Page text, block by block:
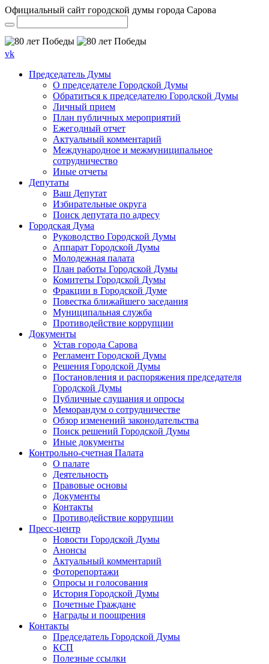
Официальный сайт городской думы города Сарова
vk
Председатель Думы
О председателе Городской Думы
Обратиться к председателю Городской Думы
Личный прием
План публичных мероприятий
Ежегодный отчет
Актуальный комментарий
Международное и межмуниципальное
сотрудничество
Иные отчеты
Депутаты
Ваш Депутат
Избирательные округа
Поиск депутата по адресу
Городская Дума
Руководство Городской Думы
Аппарат Городской Думы
Молодежная палата
План работы Городской Думы
Комитеты Городской Думы
Фракции в Городской Думе
Повестка ближайшего заседания
Муниципальная служба
Противодействие коррупции
Документы
Устав города Сарова
Регламент Городской Думы
Решения Городской Думы
Постановления и распоряжения председателя
Городской Думы
Публичные слушания и опросы
Меморандум о сотрудничестве
Обзор изменений законодательства
Поиск решений Городской Думы
Иные документы
Контрольно-счетная Палата
О палате
Деятельность
Правовые основы
Документы
Контакты
Противодействие коррупции
Пресс-центр
Новости Городской Думы
Анонсы
Актуальный комментарий
Фоторепортажи
Опросы и голосования
История Городской Думы
Почетные Граждане
Награды и поощрения
Контакты
Председатель Городской Думы
КСП
Полезные ссылки